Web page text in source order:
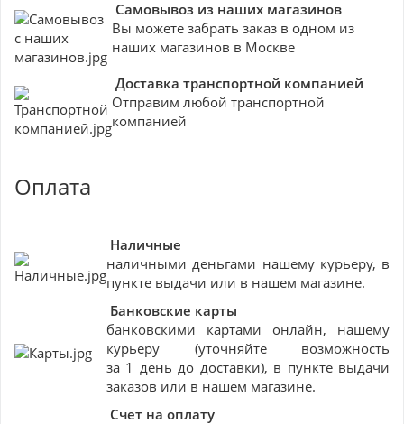
Самовывоз из наших магазинов
Вы можете забрать заказ в одном из
наших магазинов в Москве
Доставка транспортной компанией
Отправим любой транспортной
компанией
Оплата
Наличные
наличными деньгами нашему курьеру, в
пункте выдачи или в нашем магазине.
Банковские карты
банковскими картами онлайн, нашему
курьеру (уточняйте возможность
за 1 день до доставки), в пункте выдачи
заказов или в нашем магазине.
Счет на оплату